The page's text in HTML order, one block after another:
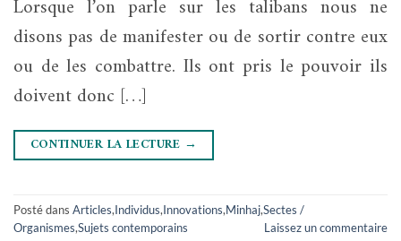
Lorsque l’on parle sur les talibans nous ne
disons pas de manifester ou de sortir contre eux
ou de les combattre. Ils ont pris le pouvoir ils
doivent donc […]
CONTINUER LA LECTURE →
Posté dans Articles,Individus,Innovations,Minhaj,Sectes /
Organismes,Sujets contemporains Laissez un commentaire